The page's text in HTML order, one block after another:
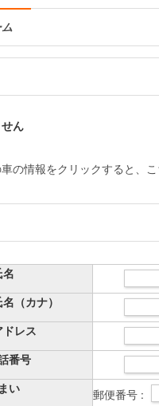
ん
の情報をクリックすると、
名
（カナ）
ドレス
番号
い
郵便番号 :